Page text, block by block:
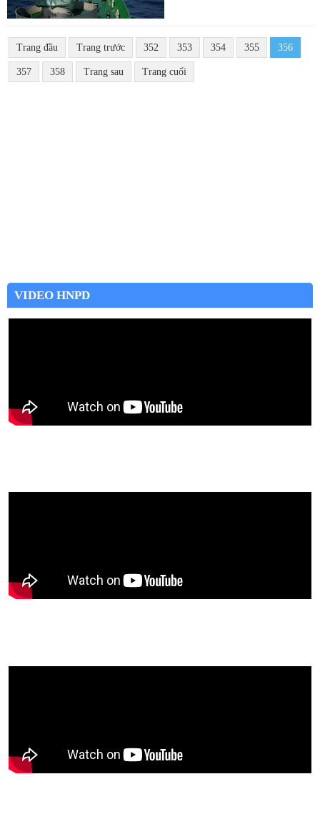
Trang đầu Trang trước 352 353 354 355 356
357 358 Trang sau Trang cuối
VIDEO HNPD